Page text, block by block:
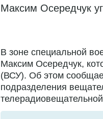
Максим Осередчук
В зоне специальной
Максим Осередчук,
(ВСУ). Об этом
подразделения